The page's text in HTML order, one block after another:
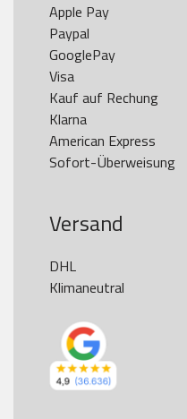
Apple Pay
Paypal
GooglePay
Visa
Kauf auf Rechung
Klarna
American Express
Versand
DHL
Klimaneutral